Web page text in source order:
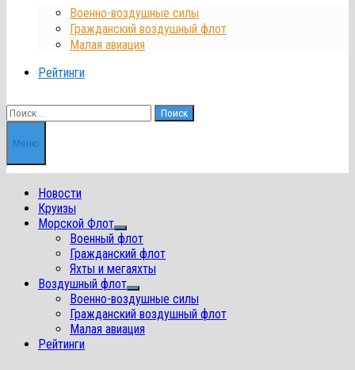
Военно-воздушные силы
Гражданский воздушный флот
Малая авиация
Рейтинги
Найти:
Меню
Новости
Круизы
Морской Флот
Показать
подменю
Военный флот
Гражданский флот
Яхты и мегаяхты
Воздушный флот
Показать
подменю
Военно-воздушные силы
Гражданский воздушный флот
Малая авиация
Рейтинги